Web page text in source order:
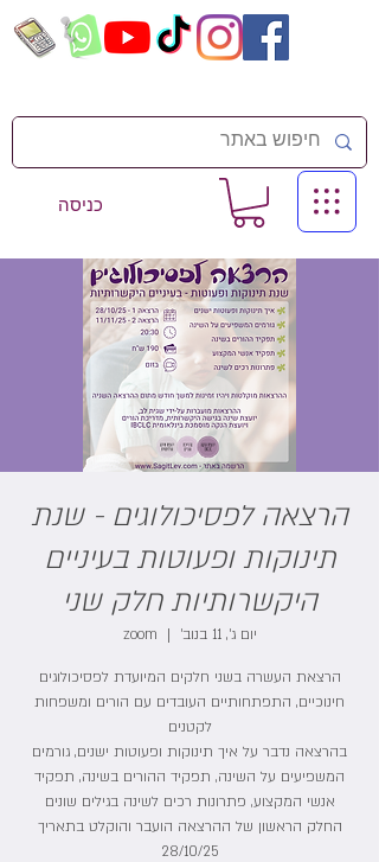
כניסה
הרצאה לפסיכולוגים - שנת
תינוקות ופעוטות בעיניים
היקשרותיות חלק שני
יום ג׳, 11 בנוב׳
  |
zoom
הרצאת העשרה בשני חלקים המיועדת לפסיכולוגים
חינוכיים, התפתחותיים העובדים עם הורים ומשפחות
בהרצאה נדבר על איך תינוקות ופעוטות ישנים, גורמים
המשפיעים על השינה, תפקיד ההורים בשינה, תפקיד
החלק הראשון של ההרצאה הועבר והוקלט בתאריך
28/10/25